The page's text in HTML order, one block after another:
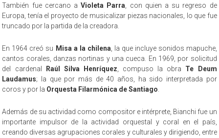
También fue cercano aVioleta Parra , con quien a su regreso de
Europa, tenía el proyecto de musicalizar piezas nacionales, lo que fue
truncado por la partida de la creadora.
En 1964 creó su Misa a la chilena , la que incluye sonidos mapuche,
cantos corales, danzas nortinas y una cueca. En 1969, por solicitud
del cardenal
Raúl Silva Henríquez , compuso la obra Te Deum
Laudamus; la que por más de 40 años, ha sido interpretada por
coros y por la Orquesta Filarmónica de Santiago
Además de su actividad como compositor e intérprete, Bianchi fue un
importante impulsor de la actividad orquestal y coral en el país,
creando diversas agrupaciones corales y culturales y dirigiendo, entre